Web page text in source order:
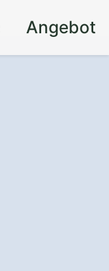
Angebot